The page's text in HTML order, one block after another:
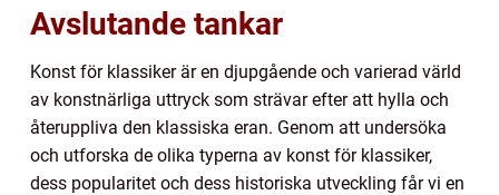
Avslutande tankar
Konst för klassiker är en djupgående och varierad värld
av konstnärliga uttryck som strävar efter att hylla och
återuppliva den klassiska eran. Genom att undersöka
och utforska de olika typerna av konst för klassiker,
dess popularitet och dess historiska utveckling får vi en